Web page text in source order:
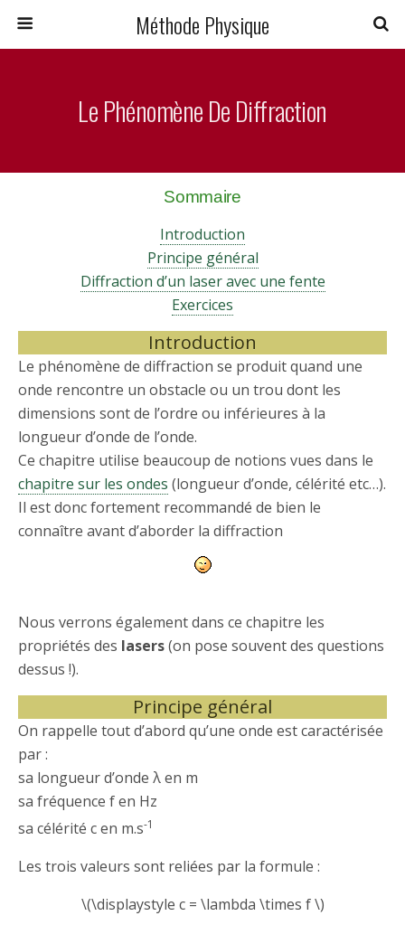
Méthode Physique
Le Phénomène De Diffraction
Sommaire
Introduction
Principe général
Diffraction d’un laser avec une fente
Exercices
Introduction
Le phénomène de diffraction se produit quand une
onde rencontre un obstacle ou un trou dont les
dimensions sont de l’ordre ou inférieures à la
longueur d’onde de l’onde.
Ce chapitre utilise beaucoup de notions vues dans le
chapitre sur les ondes (longueur d’onde, célérité etc…).
Il est donc fortement recommandé de bien le
connaître avant d’aborder la diffraction
Nous verrons également dans ce chapitre les
propriétés des lasers(on pose souvent des questions
dessus !).
Principe général
On rappelle tout d’abord qu’une onde est caractérisée
par :
sa longueur d’onde λ en m
sa fréquence f en Hz
sa célérité c en m.s-1
Les trois valeurs sont reliées par la formule :
\(\displaystyle c = \lambda \times f \)